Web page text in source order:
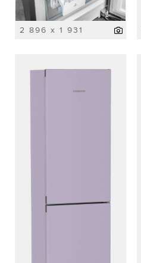
2 896 x 1 931